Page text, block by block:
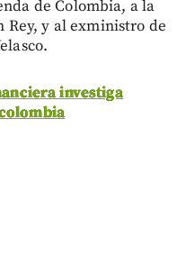
de Colombia, a la
y al exministro de
investiga